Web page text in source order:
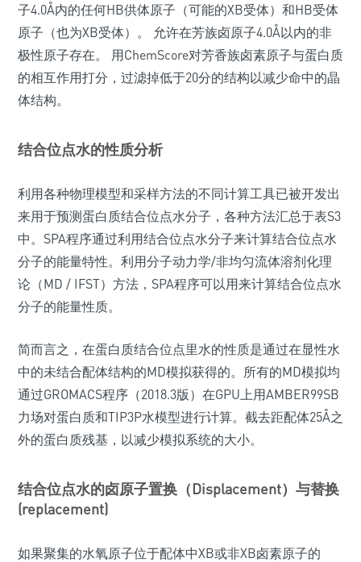
子4.0Å内的任何HB供体原子（可能的XB受体）和HB受体
原子（也为XB受体）。 允许在芳族卤原子4.0Å以内的非
极性原子存在。 用ChemScore对芳香族卤素原子与蛋白质
的相互作用打分，过滤掉低于20分的结构以减少命中的晶
体结构。
结合位点水的性质分析
利用各种物理模型和采样方法的不同计算工具已被开发出
来用于预测蛋白质结合位点水分子，各种方法汇总于表S3
中。SPA程序通过利用结合位点水分子来计算结合位点水
分子的能量特性。利用分子动力学/非均匀流体溶剂化理
论（MD / IFST）方法，SPA程序可以用来计算结合位点水
分子的能量性质。
简而言之，在蛋白质结合位点里水的性质是通过在显性水
中的未结合配体结构的MD模拟获得的。所有的MD模拟均
通过GROMACS程序（2018.3版）在GPU上用AMBER99SB
力场对蛋白质和TIP3P水模型进行计算。截去距配体25Å之
外的蛋白质残基，以减少模拟系统的大小。
结合位点水的卤原子置换（Displacement）与替换
(replacement)
如果聚集的水氧原子位于配体中XB或非XB卤素原子的